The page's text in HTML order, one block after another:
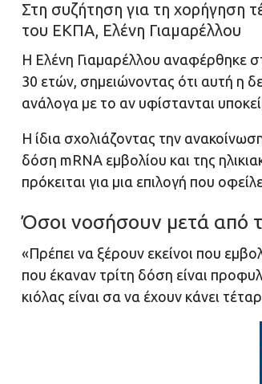
Στη συζήτηση για τη χορήγηση
του ΕΚΠΑ, Ελένη Γιαμαρέλλου
Η Ελένη Γιαμαρέλλου αναφέρθηκε
30 ετών, σημειώνοντας ότι αυτή η
ανάλογα με το αν υφίστανται
Η ίδια σχολιάζοντας την
δόση mRNA εμβολίου και της
πρόκειται για μια επιλογή που
Όσοι νοσήσουν μετά από
«Πρέπει να ξέρουν εκείνοι που
που έκαναν τρίτη δόση είναι
κιόλας είναι σα να έχουν κάνει